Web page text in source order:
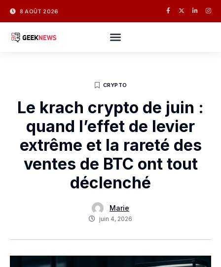
8 AOÛT 2026
CRYPTO
Le krach crypto de juin :
quand l’effet de levier
extrême et la rareté des
ventes de BTC ont tout
déclenché
Marie
juin 4, 2026